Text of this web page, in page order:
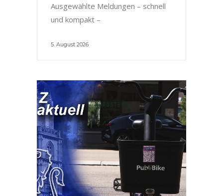
Ausgewählte Meldungen – schnell
und kompakt –
5. August 2026